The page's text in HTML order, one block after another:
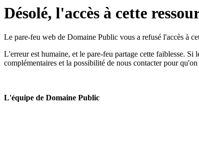
Désolé, l'accès à cette
Le pare-feu web de Domaine Public vous a refusé l'accès à
L'erreur est humaine, et le pare-feu partage cette faiblesse.
complémentaires et la possibilité de nous contacter pour
L'équipe de Domaine Public